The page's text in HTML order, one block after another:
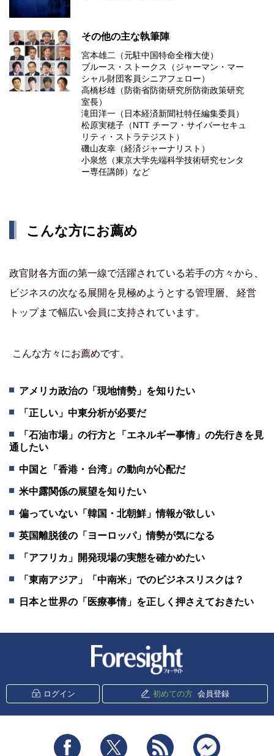
その他の主な執筆陣
宮本雄二（元駐中国特命全権大使）
ブルース・ストークス（ジャーマン・マー
シャル財団客員シニアフェロー）
高橋杉雄（防衛省防衛研究所防衛政策研究
室長）
滝田洋一（日本経済新聞社特任編集委員）
松原実穂子（NTT チーフ・サイバーセキュ
リティ・ストラテジスト）
磯山友幸（経済ジャーナリスト）
小泉悠（東京大学先端科学技術研究センタ
ー専任講師）など
こんな方にお薦め
政官財各方面の第一線で活躍されている若手の方々から、
ビジネスの次なる展開を見極めようとする管理層、 経営
トップまで幅広い会員に支持されています。
こんな方々にお薦めです。
アメリカ政治の「現地情勢」を知りたい
「正しい」中東分析が必要だ
「石油市場」の行方と「エネルギー事情」の先行きを見
通したい
中国と「香港・台湾」の動向が心配だ
米中露関係の展望を知りたい
偏っていない「韓国・北朝鮮」情報が欲しい
英国離脱後の「ヨーロッパ」情勢が気になる
「アフリカ」開発現場の実態を確かめたい
「東南アジア」「中南米」でのビジネスリスクは？
日本と世界の「医療事情」を正しく押さえておきたい
ログイン 初めての方 会員登録
Facebook Twitter RSS